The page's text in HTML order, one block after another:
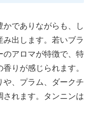
でありながらも、し
み出します。若いブラ
のアロマが特徴で、特
りが感じられます。
や、プラム、ダークチ
されます。タンニンは